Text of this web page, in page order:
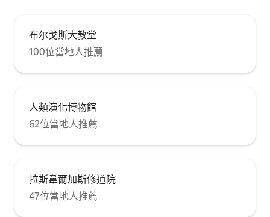
布尔戈斯大教堂
100位當地人推薦
人類演化博物館
62位當地人推薦
拉斯韋爾加斯修道院
47位當地人推薦